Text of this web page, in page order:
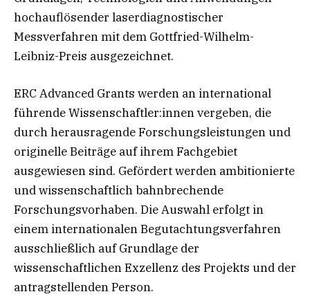
hochauflösender laserdiagnostischer
Messverfahren mit dem Gottfried-Wilhelm-
Leibniz-Preis ausgezeichnet.
ERC Advanced Grants werden an international
führende Wissenschaftler:innen vergeben, die
durch herausragende Forschungsleistungen und
originelle Beiträge auf ihrem Fachgebiet
ausgewiesen sind. Gefördert werden ambitionierte
und wissenschaftlich bahnbrechende
Forschungsvorhaben. Die Auswahl erfolgt in
einem internationalen Begutachtungsverfahren
ausschließlich auf Grundlage der
wissenschaftlichen Exzellenz des Projekts und der
antragstellenden Person.